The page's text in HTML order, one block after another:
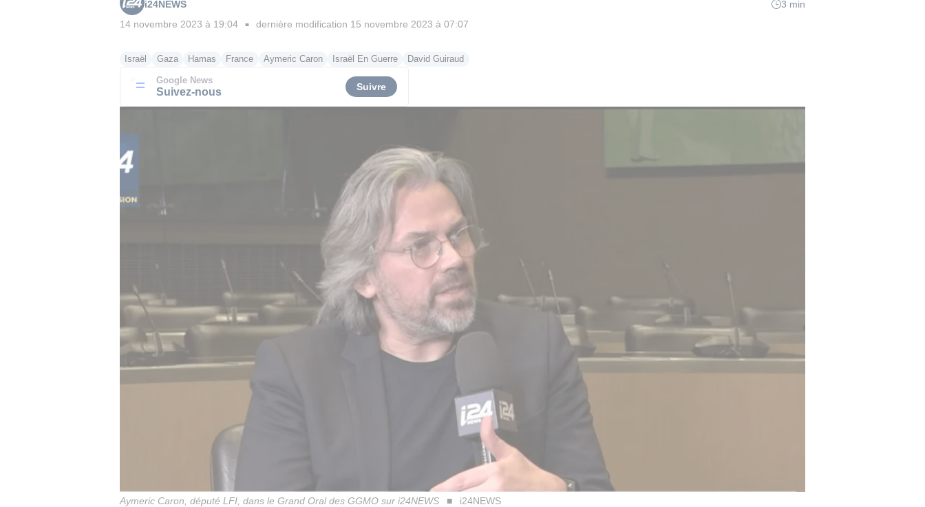
i24NEWS
3 min
14 novembre 2023 à 19:04 ■ dernière modification 15 novembre 2023 à 07:07
Israël Gaza Hamas France Aymeric Caron Israël En Guerre David Guiraud
Google News
Suivez-nous Suivre
Aymeric Caron, député LFI, dans le Grand Oral des GGMO sur i24NEWS i24NEWS